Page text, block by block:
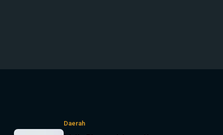
Daerah